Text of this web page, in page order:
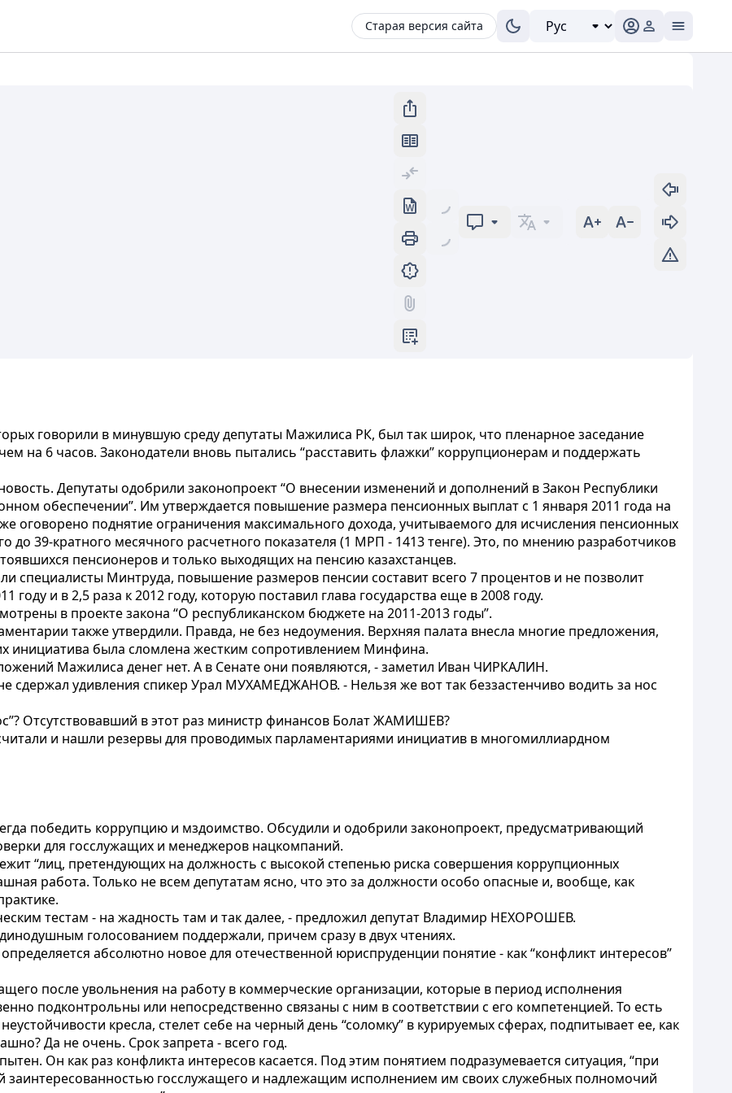
Старая версия сайта
говорили в минувшую среду депутаты Мажилиса РК, был так широк, что пленарное заседание
на 6 часов. Законодатели вновь пытались “расставить флажки” коррупционерам и поддержать
Депутаты одобрили законопроект “О внесении изменений и дополнений в Закон Республики
обеспечении”. Им утверждается повышение размера пенсионных выплат с 1 января 2011 года на
оговорено поднятие ограничения максимального дохода, учитываемого для исчисления пенсионных
до 39-кратного месячного расчетного показателя (1 МРП - 1413 тенге). Это, по мнению разработчиков
пенсионеров и только выходящих на пенсию казахстанцев.
специалисты Минтруда, повышение размеров пенсии составит всего 7 процентов и не позволит
и в 2,5 раза к 2012 году, которую поставил глава государства еще в 2008 году.
в проекте закона “О республиканском бюджете на 2011-2013 годы”.
также утвердили. Правда, не без недоумения. Верхняя палата внесла многие предложения,
инициатива была сломлена жестким сопротивлением Минфина.
Мажилиса денег нет. А в Сенате они появляются, - заметил Иван ЧИРКАЛИН.
сдержал удивления спикер Урал МУХАМЕДЖАНОВ. - Нельзя же вот так беззастенчиво водить за нос
Отсутствовавший в этот раз министр финансов Болат ЖАМИШЕВ?
и нашли резервы для проводимых парламентариями инициатив в многомиллиардном
победить коррупцию и мздоимство. Обсудили и одобрили законопроект, предусматривающий
для госслужащих и менеджеров нацкомпаний.
“лиц, претендующих на должность с высокой степенью риска совершения коррупционных
работа. Только не всем депутатам ясно, что это за должности особо опасные и, вообще, как
тестам - на жадность там и так далее, - предложил депутат Владимир НЕХОРОШЕВ.
голосованием поддержали, причем сразу в двух чтениях.
абсолютно новое для отечественной юриспруденции понятие - как “конфликт интересов”
после увольнения на работу в коммерческие организации, которые в период исполнения
подконтрольны или непосредственно связаны с ним в соответствии с его компетенцией. То есть
кресла, стелет себе на черный день “соломку” в курируемых сферах, подпитывает ее, как
Да не очень. Срок запрета - всего год.
Он как раз конфликта интересов касается. Под этим понятием подразумевается ситуация, “при
заинтересованностью госслужащего и надлежащим исполнением им своих служебных полномочий